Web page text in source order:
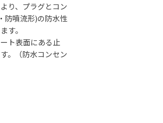
り、プラグとコン
防噴流形)の防水性
す。
ト表面にある止
。（防水コンセン